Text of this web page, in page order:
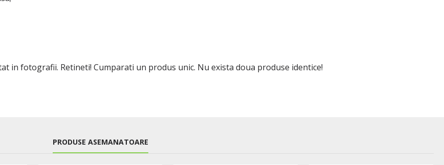
in fotografii. Retineti! Cumparati un produs unic. Nu exista doua produse identice!
PRODUSE ASEMANATOARE